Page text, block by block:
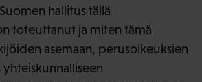
hallitus tällä
toteuttanut ja miten tämä
asemaan, perusoikeuksien